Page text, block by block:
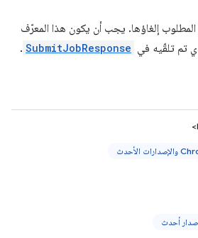
إلغاؤها. يجب أن يكون هذا المعرّف
تم تلقّيه في SubmitJobResponse
.